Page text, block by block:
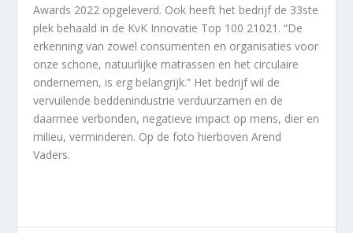
Awards 2022 opgeleverd. Ook heeft het bedrijf de 33ste
plek behaald in de KvK Innovatie Top 100 21021. “De
erkenning van zowel consumenten en organisaties voor
onze schone, natuurlijke matrassen en het circulaire
ondernemen, is erg belangrijk.” Het bedrijf wil de
vervuilende beddenindustrie verduurzamen en de
daarmee verbonden, negatieve impact op mens, dier en
milieu, verminderen. Op de foto hierboven Arend
Vaders.